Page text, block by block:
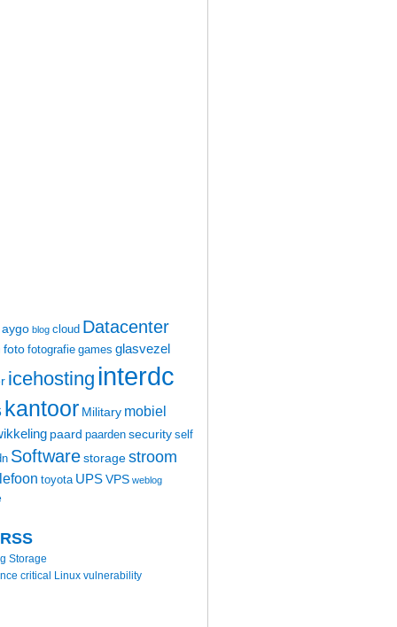
aygo blog cloud Datacenter
foto fotografie games glasvezel
icehosting interdc
kantoor Military mobiel
paard paarden security self
Softwarestoragestroom
toyota UPSVPS weblog
Storage
critical Linux vulnerability